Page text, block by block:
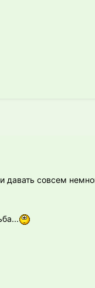
давать совсем